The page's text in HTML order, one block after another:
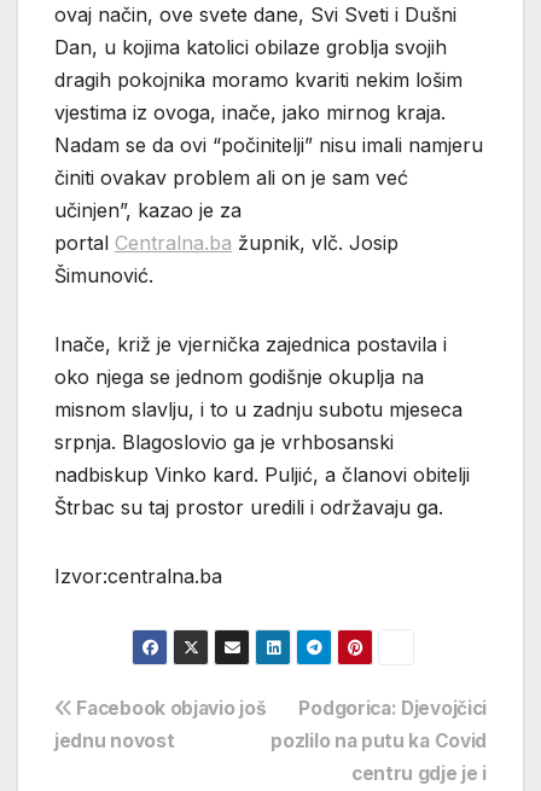
ovaj način, ove svete dane, Svi Sveti i Dušni
Dan, u kojima katolici obilaze groblja svojih
dragih pokojnika moramo kvariti nekim lošim
vjestima iz ovoga, inače, jako mirnog kraja.
Nadam se da ovi “počinitelji” nisu imali namjeru
činiti ovakav problem ali on je sam već
učinjen”, kazao je za
portal Centralna.ba župnik, vlč. Josip
Šimunović.
Inače, križ je vjernička zajednica postavila i
oko njega se jednom godišnje okuplja na
misnom slavlju, i to u zadnju subotu mjeseca
srpnja. Blagoslovio ga je vrhbosanski
nadbiskup Vinko kard. Puljić, a članovi obitelji
Štrbac su taj prostor uredili i održavaju ga.
Izvor:centralna.ba
Navigacija
objava
Podgorica: Djevojčici
pozlilo na putu ka Covid
centru gdje je i
Facebook objavio još
jednu novost